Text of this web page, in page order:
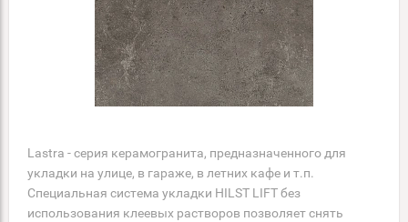
Lastra - серия керамогранита, предназначенного для
укладки на улице, в гараже, в летних кафе и т.п.
Специальная система укладки HILST LIFT без
использования клеевых растворов позволяет снять